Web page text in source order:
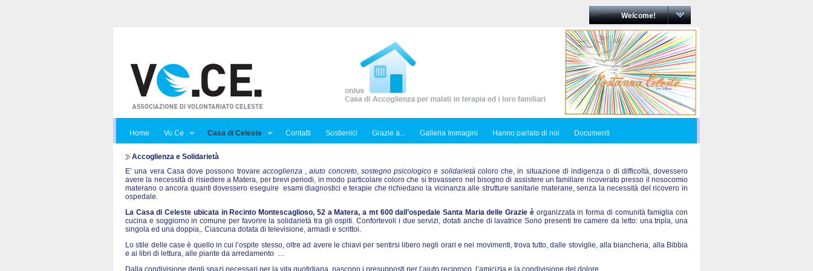
Welcome!
Home Vo.Ce Casa di Celeste Contatti Sostienici Grazie a... Galleria Immagini Hanno parlato di noi Documenti
Accoglienza e Solidarietà
E’ una vera Casa dove possono trovare accoglienza,aiuto concreto, sostegno psicologico e solidarietàcoloro che, in situazione di indigenza o di difficoltà, dovessero
avere la necessità di risiedere a Matera, per brevi periodi, in modo particolare coloro che si trovassero nel bisogno di assistere un familiare ricoverato presso il nosocomio
materano o ancora quanti dovessero eseguire esami diagnostici e terapie che richiedano la vicinanza alle strutture sanitarie materane, senza la necessità del ricovero in
ospedale.
La Casa di Celeste ubicata in Recinto Montescaglioso, 52 a Matera, a mt 600 dall’ospedale Santa Maria delle Grazie èorganizzata in forma di comunità famiglia con
cucina e soggiorno in comune per favorire la solidarietà tra gli ospiti. Confortevoli i due servizi, dotati anche di lavatrice Sono presenti tre camere da letto: una tripla, una
singola ed una doppia,. Ciascuna dotata di televisione, armadi e scrittoi.
Lo stile delle case è quello in cui l’ospite stesso, oltre ad avere le chiavi per sentirsi libero negli orari e nei movimenti, trova tutto, dalle stoviglie, alla biancheria, alla Bibbia
e ai libri di lettura, alle piante da arredamento …
Dalla condivisione degli spazi necessari per la vita quotidiana, nascono i presupposti per l’aiuto reciproco, l’amicizia e la condivisione del dolore.